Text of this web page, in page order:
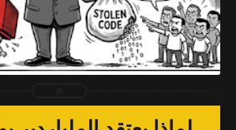
2026-04-03
Muhammed Ahmed